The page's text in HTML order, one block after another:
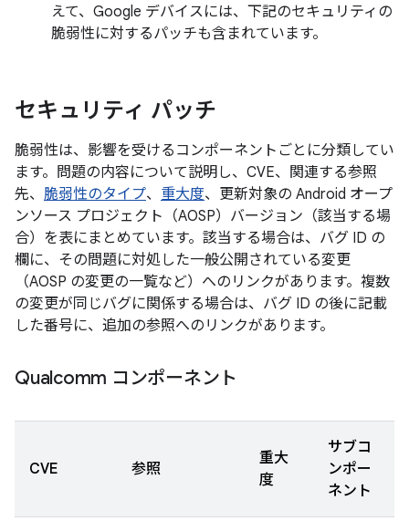
えて、Google デバイスには、下記のセキュリティの
脆弱性に対するパッチも含まれています。
セキュリティ パッチ
脆弱性は、影響を受けるコンポーネントごとに分類してい
ます。問題の内容について説明し、CVE、関連する参照
先、 脆弱性のタイプ、 重大度、更新対象の Android オープ
ンソース プロジェクト（AOSP）バージョン（該当する場
合）を表にまとめています。該当する場合は、バグ ID の
欄に、その問題に対処した一般公開されている変更
（AOSP の変更の一覧など）へのリンクがあります。複数
の変更が同じバグに関係する場合は、バグ ID の後に記載
した番号に、追加の参照へのリンクがあります。
Qualcomm コンポーネント
CVE 参照
重大
度
サブコ
ンポー
ネント